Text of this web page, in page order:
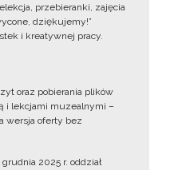
przebieranki, zajęcia
dziękujemy!”
i kreatywnej pracy.
oraz pobierania plików
i lekcjami muzealnymi –
wersja oferty bez
2025 r. oddział